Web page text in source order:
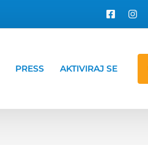
PRESS AKTIVIRAJ SE